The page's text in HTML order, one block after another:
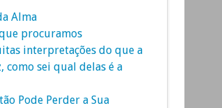
Alma
procuramos
interpretações do que a
como sei qual delas é a
Pode Perder a Sua